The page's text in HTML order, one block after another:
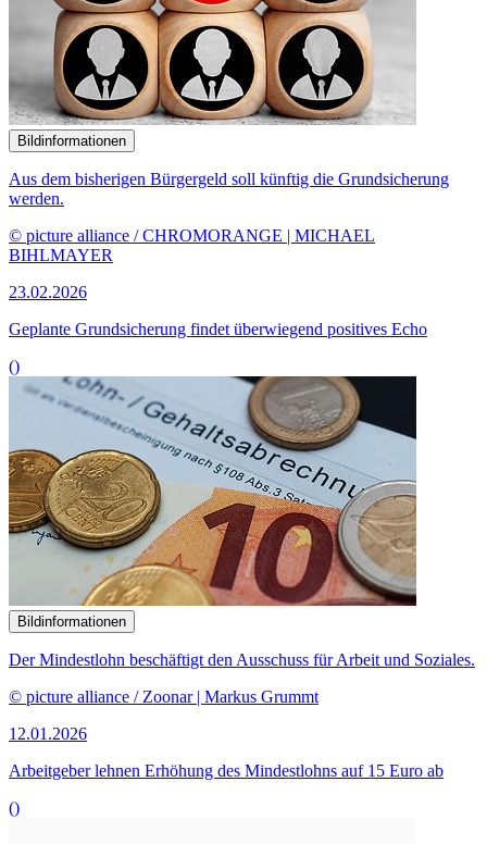
Bildinformationen
Aus dem bisherigen Bürgergeld soll künftig die Grundsicherung
werden.
© picture alliance / CHROMORANGE | MICHAEL
BIHLMAYER
23.02.2026
Geplante Grundsicherung findet überwiegend positives Echo
()
Bildinformationen
Der Mindestlohn beschäftigt den Ausschuss für Arbeit und Soziales.
© picture alliance / Zoonar | Markus Grummt
12.01.2026
Arbeitgeber lehnen Erhöhung des Mindestlohns auf 15 Euro ab
()